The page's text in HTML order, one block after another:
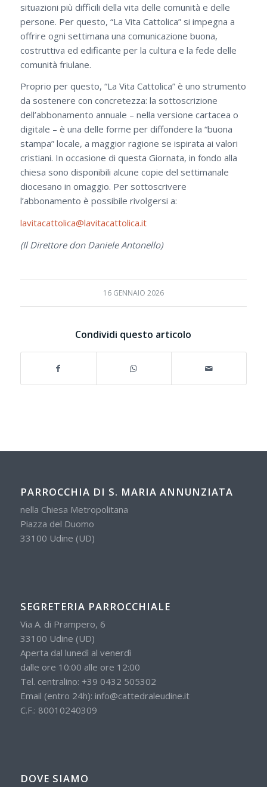
situazioni più difficili della vita delle comunità e delle
persone. Per questo, “La Vita Cattolica” si impegna a
offrire ogni settimana una comunicazione buona,
costruttiva ed edificante per la cultura e la fede delle
comunità friulane.
Proprio per questo, “La Vita Cattolica” è uno strumento
da sostenere con concretezza: la sottoscrizione
dell’abbonamento annuale – nella versione cartacea o
digitale – è una delle forme per diffondere la “buona
stampa” locale, a maggior ragione se ispirata ai valori
cristiani. In occasione di questa Giornata, in fondo alla
chiesa sono disponibili alcune copie del settimanale
diocesano in omaggio. Per sottoscrivere
l’abbonamento è possibile rivolgersi a:
lavitacattolica@lavitacattolica.it
(Il Direttore don Daniele Antonello)
16 GENNAIO 2026
Condividi questo articolo
PARROCCHIA DI S. MARIA ANNUNZIATA
nella Chiesa Metropolitana
Piazza del Duomo
33100 Udine (UD)
SEGRETERIA PARROCCHIALE
Via A. di Prampero, 6
33100 Udine (UD)
Aperta dal lunedì al venerdì
dalle ore 10:00 alle ore 12:00
Tel. centralino: +39 0432 505302
Email (entro 24h): info@cattedraleudine.it
C.F.: 80010240309
DOVE SIAMO